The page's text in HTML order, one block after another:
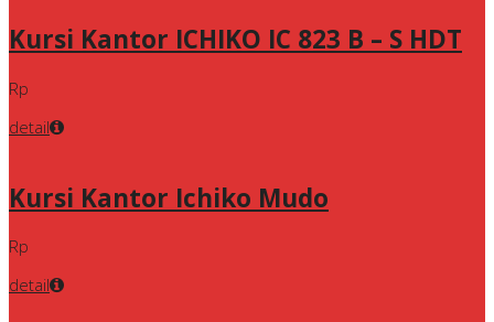
Kursi Kantor ICHIKO IC 823 B – S HDT
Rp
detail
Kursi Kantor Ichiko Mudo
Rp
detail